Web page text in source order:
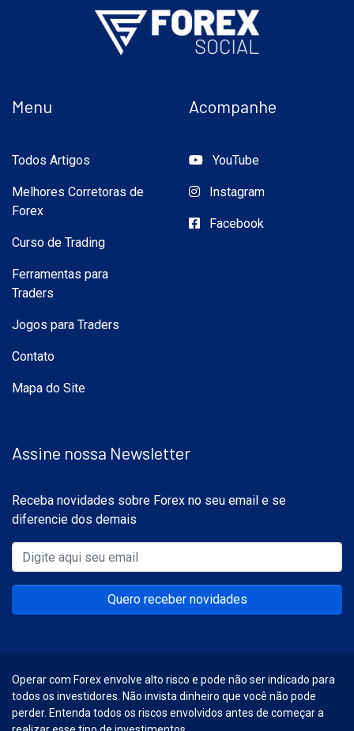
Menu
Todos Artigos
Melhores Corretoras de
Forex
Curso de Trading
Ferramentas para
Traders
Jogos para Traders
Contato
Mapa do Site
Acompanhe
YouTube
Instagram
Facebook
Assine nossa Newsletter
Receba novidades sobre Forex no seu email e se
diferencie dos demais
Quero receber novidades
Operar com Forex envolve alto risco e pode não ser indicado para
todos os investidores. Não invista dinheiro que você não pode
perder. Entenda todos os riscos envolvidos antes de começar a